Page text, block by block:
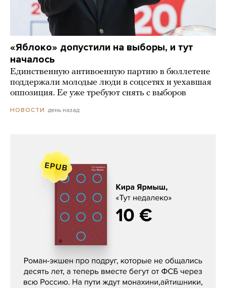
«Яблоко» допустили на выборы, и тут
началось
Единственную антивоенную партию в бюллетене
поддержали молодые люди в соцсетях и уехавшая
оппозиция. Ее уже требуют снять с выборов
НОВОСТИ день назад
Кира Ярмыш, «Тут недалеко»